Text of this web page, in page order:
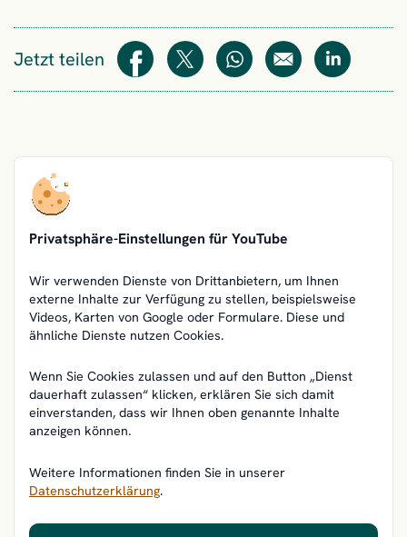
Jetzt teilen Teilen Teilen WhatsAppE-Mail Teilen
Privatsphäre-Einstellungen für YouTube
Wir verwenden Dienste von Drittanbietern, um Ihnen
externe Inhalte zur Verfügung zu stellen, beispielsweise
Videos, Karten von Google oder Formulare. Diese und
ähnliche Dienste nutzen Cookies.
Wenn Sie Cookies zulassen und auf den Button „Dienst
dauerhaft zulassen“ klicken, erklären Sie sich damit
einverstanden, dass wir Ihnen oben genannte Inhalte
anzeigen können.
Weitere Informationen finden Sie in unserer
Datenschutzerklärung.